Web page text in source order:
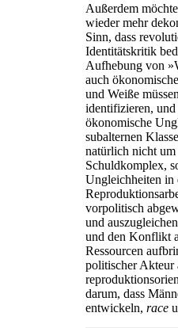
Außerdem
wieder mehr
Sinn, dass
Identitätskritik
Aufhebung von
auch
und Weiße
identifizieren, und
ökonomische
subalternen
natürlich nicht
Schuldkomplex,
Ungleichheiten in
vorpolitisch
und
und den Konflikt
Ressourcen
politischer Akteur
darum, dass
entwickeln, race